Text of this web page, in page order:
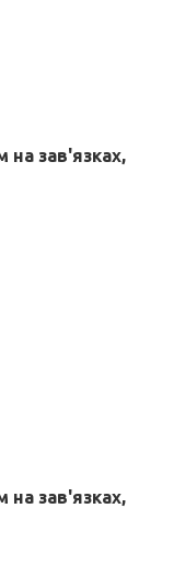
на зав'язках,
на зав'язках,